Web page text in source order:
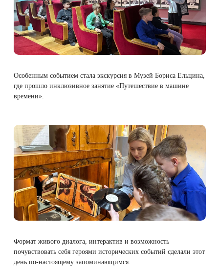
Особенным событием стала экскурсия в Музей Бориса Ельцина,
где прошло инклюзивное занятие «Путешествие в машине
времени».
Формат живого диалога, интерактив и возможность
почувствовать себя героями исторических событий сделали этот
день по-настоящему запоминающимся.